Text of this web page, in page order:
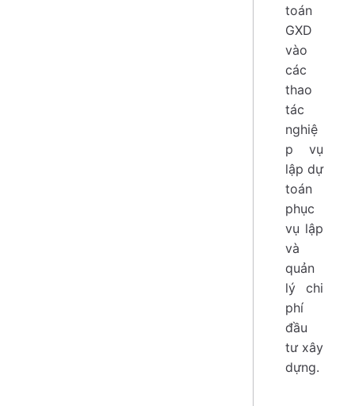
toán
GXD
vào
các
thao
tác
nghiệ
p vụ
lập dự
toán
phục
vụ lập
và
quản
lý chi
phí
đầu
tư xây
dựng.